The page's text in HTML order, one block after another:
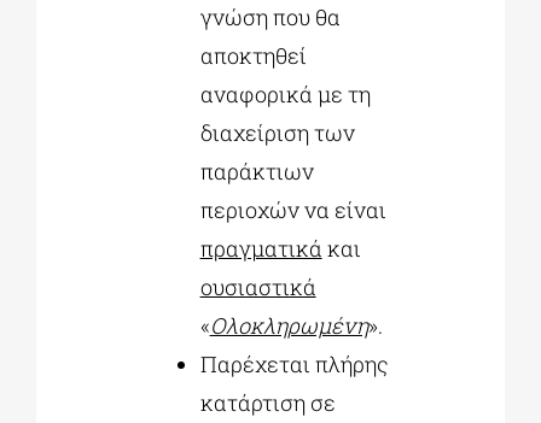
γνώση που θα
αποκτηθεί
αναφορικά με τη
διαχείριση των
παράκτιων
περιοχών να είναι
πραγματικά και
ουσιαστικά
«Ολοκληρωμένη».
Παρέχεται πλήρης
κατάρτιση σε